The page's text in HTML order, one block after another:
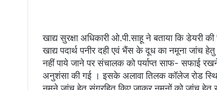
खाद्य सुरक्षा अधिकारी ओ.पी.साहू ने बताया कि डेयरी
खाद्य पदार्थ पनीर दही एवं भैंस के दूध का नमूना जांच
नहीं पाये जाने पर संचालक को पर्याप्त साफ- सफाई
अनुशंसा की गई । इसके अलावा तिलक कॉलेज रोड